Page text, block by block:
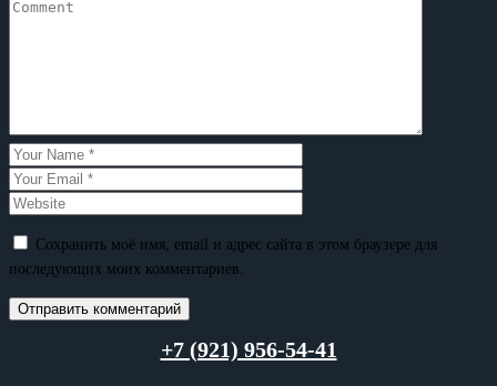
Сохранить моё имя, email и адрес сайта в этом браузере для
последующих моих комментариев.
+7 (921) 956-54-41